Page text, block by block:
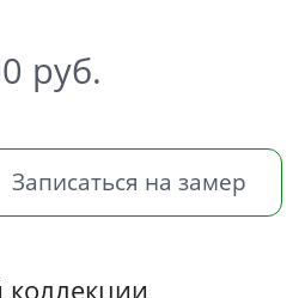
руб.
Записаться на замер
коллекции